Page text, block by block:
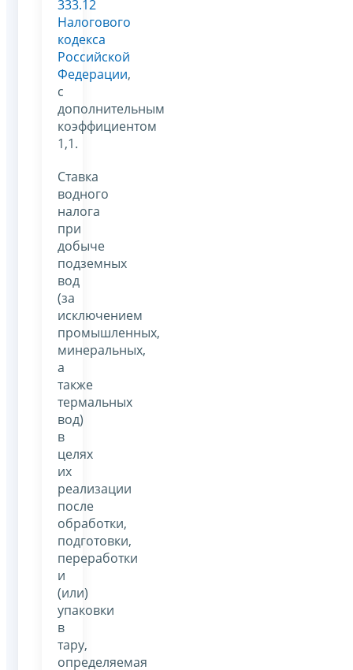
333.12
Налогового
кодекса
Российской
Федерации,
с
дополнительным
коэффициентом
1,1.
Ставка
водного
налога
при
добыче
подземных
вод
(за
исключением
промышленных,
минеральных,
а
также
термальных
вод)
в
целях
их
реализации
после
обработки,
подготовки,
переработки
и
(или)
упаковки
в
тару,
определяемая